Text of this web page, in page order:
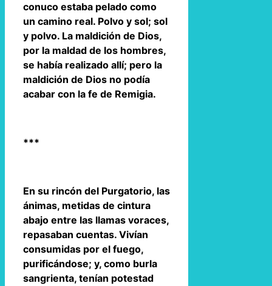
conuco estaba pelado como
un camino real. Polvo y sol; sol
y polvo. La maldición de Dios,
por la maldad de los hombres,
se había realizado allí; pero la
maldición de Dios no podía
acabar con la fe de Remigia.
***
En su rincón del Purgatorio, las
ánimas, metidas de cintura
abajo entre las llamas voraces,
repasaban cuentas. Vivían
consumidas por el fuego,
purificándose; y, como burla
sangrienta, tenían potestad